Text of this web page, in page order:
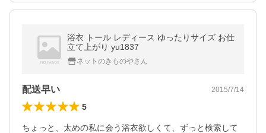
浴衣 トール レディース ゆったりサイズ お仕
立て上がり yu1837
ネットのきものやさん
配送早い 2015/7/14
5
ちょっと、太めの私に会う浴衣欲しくて、ずっと検索して